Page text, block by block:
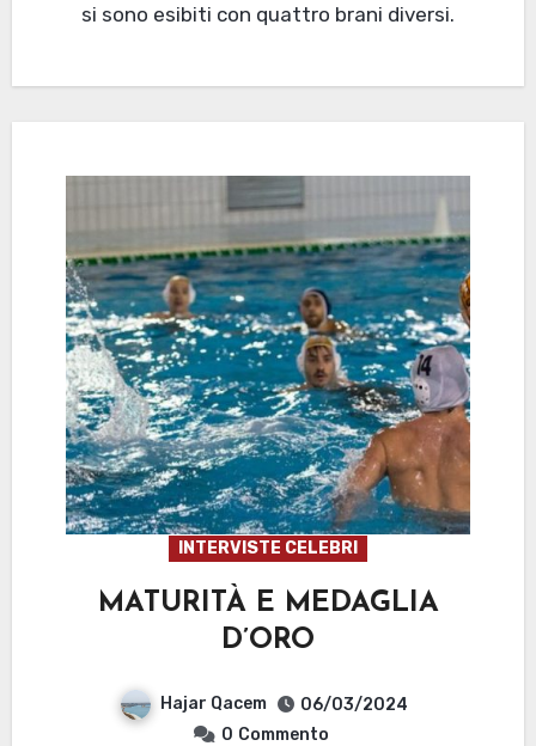
si sono esibiti con quattro brani diversi.
INTERVISTE CELEBRI
MATURITÀ E MEDAGLIA
D’ORO
Hajar Qacem
06/03/2024
0 Commento